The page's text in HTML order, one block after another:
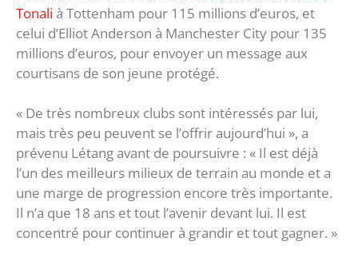
Tonali à Tottenham pour 115 millions d’euros, et
celui d’Elliot Anderson à Manchester City pour 135
millions d’euros, pour envoyer un message aux
courtisans de son jeune protégé.
« De très nombreux clubs sont intéressés par lui,
mais très peu peuvent se l’offrir aujourd’hui », a
prévenu Létang avant de poursuivre : « Il est déjà
l’un des meilleurs milieux de terrain au monde et a
une marge de progression encore très importante.
Il n’a que 18 ans et tout l’avenir devant lui. Il est
concentré pour continuer à grandir et tout gagner. »